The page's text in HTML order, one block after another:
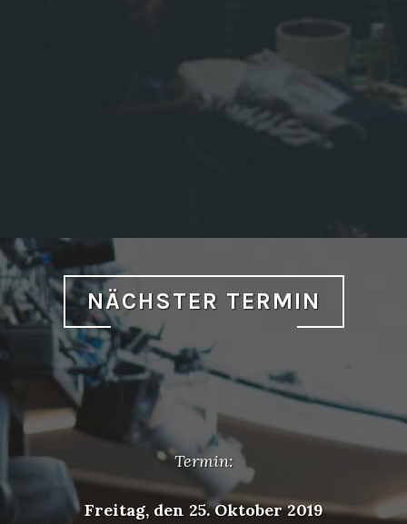
NÄCHSTER TERMIN
Termin:
Freitag, den 25. Oktober 2019